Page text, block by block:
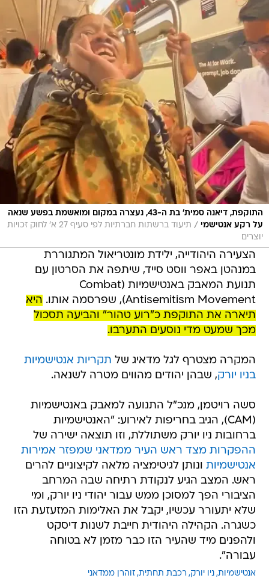
התוקפת, דיאנה סמית' בת ה-43, נעצרה במקום ומואשמת בפשע שנאה
על רקע אנטישמי /
תיעוד ברשתות חברתיות לפי סעיף 27 א' לחוק זכויות
יוצרים
הצעירה היהודייה, ילידת מונטריאול המתגוררת
במנהטן באפר ווסט סייד, שיתפה את הסרטון עם
תנועת המאבק באנטישמיות (Combat
Antisemitism Movement), שפרסמה אותו.
היא
תיארה את התוקפת כ"רוע טהור" והביעה תסכול
מכך שמעט מדי נוסעים התערבו.
המקרה מצטרף לגל מדאיג של תקריות אנטישמיות
בניו יורק, שבהן יהודים מהווים מטרה לשנאה.
סשה רויטמן, מנכ"ל התנועה למאבק באנטישמיות
(CAM), הגיב בחריפות לאירוע: "האנטישמיות
ברחובות ניו יורק משתוללת, וזו תוצאה ישירה של
ההפקרות מצד ראש העיר ממדאני שמפזר אמירות
אנטישמיות ונותן לגיטימציה מלאה לקיצוניים להרים
ראש. המצב הגיע לנקודת רתיחה שבה המרחב
הציבורי הפך למסוכן ממש עבור יהודי ניו יורק, ומי
שלא יתעורר עכשיו, יקבל את האלימות המזעזעת הזו
כשגרה. הקהילה היהודית חייבת לשנות דיסקט
ולהפנים מיד שהעיר הזו כבר מזמן לא בטוחה
עבורה".
אנטישמיות ניו יורק רכבת תחתית זוהרן ממדאני